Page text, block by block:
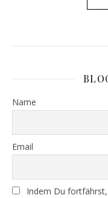
Name
Email
Indem Du